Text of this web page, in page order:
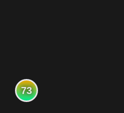
73